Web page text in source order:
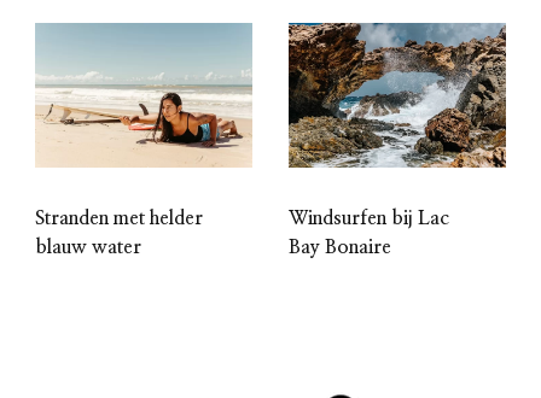
Stranden met helder
blauw water
Windsurfen bij Lac
Bay Bonaire